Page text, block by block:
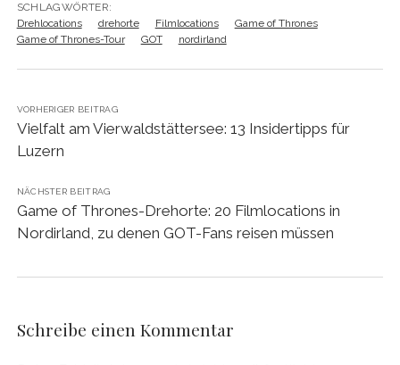
SCHLAGWÖRTER:
Drehlocations
drehorte Filmlocations
Game of Thrones
Game of Thrones-Tour
GOT nordirland
VORHERIGER BEITRAG
Vielfalt am Vierwaldstättersee: 13 Insidertipps für
Luzern
NÄCHSTER BEITRAG
Game of Thrones-Drehorte: 20 Filmlocations in
Nordirland, zu denen GOT-Fans reisen müssen
Schreibe einen Kommentar